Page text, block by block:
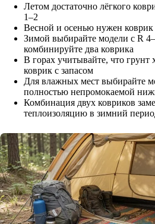
Летом достаточно лёгкого
1–2
Весной и осенью нужен коврик
Зимой выбирайте модели с R
комбинируйте два коврика
В горах учитывайте, что грунт
коврик с запасом
Для влажных мест выбирайте
полностью непромокаемой
Комбинация двух ковриков
теплоизоляцию в зимний